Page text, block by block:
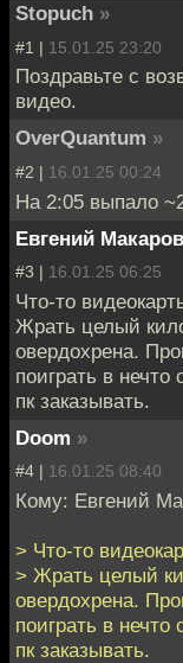
Stopuch »
#1 | 15.01.25 23:20
Поздравьте с
видео.
OverQuantum »
#2 | 16.01.25 00:24
На 2:05 выпало
Евгений Макаров
#3 | 16.01.25 06:25
Что-то
Жрать целый
овердохрена.
поиграть в
пк заказывать.
Doom »
#4 | 16.01.25 08:40
Кому: Евгений
> Что-то
> Жрать целый
овердохрена.
поиграть в
пк заказывать.